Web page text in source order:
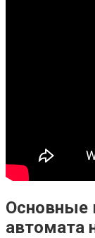
Основные
автомата